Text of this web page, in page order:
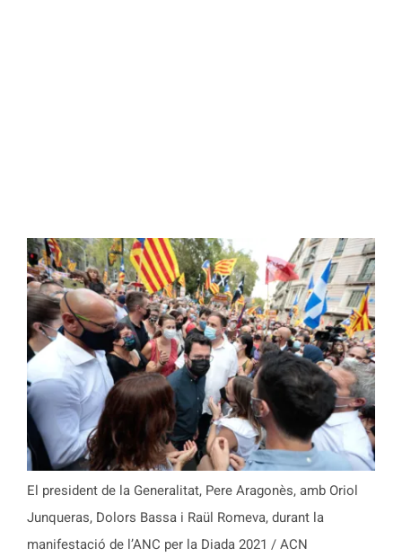
El president de la Generalitat, Pere Aragonès, amb Oriol
Junqueras, Dolors Bassa i Raül Romeva, durant la
manifestació de l’ANC per la Diada 2021 / ACN